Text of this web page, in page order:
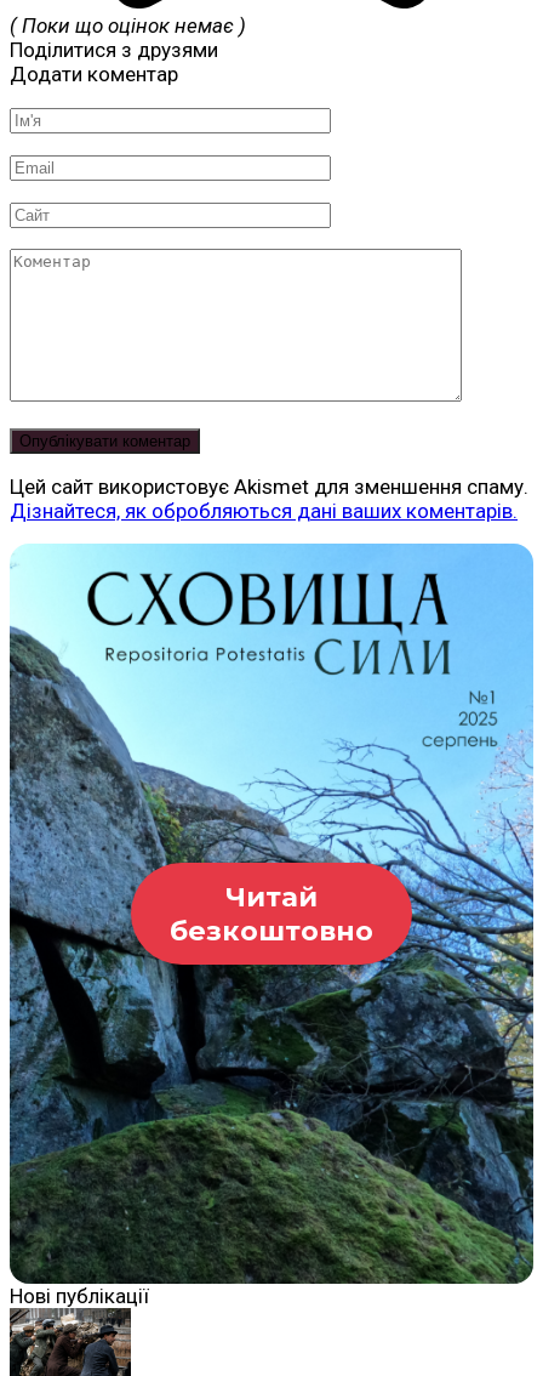
( Поки що оцінок немає )
Поділитися з друзями
Додати коментар
Ім'я
Email
Сайт
Коментар
Цей сайт використовує Akismet для зменшення спаму.
Дізнайтеся, як обробляються дані ваших коментарів.
Читай
безкоштовно
Нові публікації